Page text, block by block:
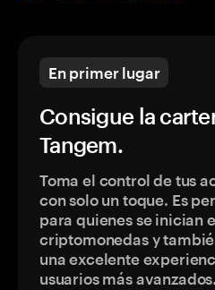
En primer lugar
Consigue la
Tangem.
Toma el control de tus
con solo un toque. Es
para quienes se inician
criptomonedas y
una excelente
usuarios más avanzados.